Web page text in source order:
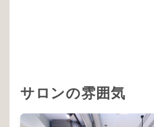
サロンの雰囲気